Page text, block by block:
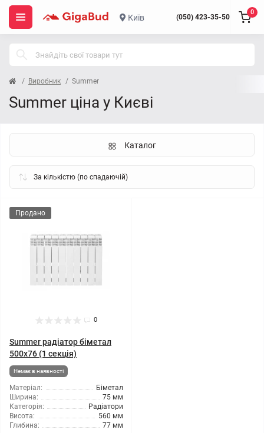
Київ (050) 423-35-50
0
Виробник Summer
Summer ціна у Києві
Каталог
Продано
0
Summer радіатор біметал
500x76 (1 секція)
Немає в наявності
Матеріал:
Біметал
Ширина:
75 мм
Категорія:
Радіатори
Висота:
560 мм
Глибина:
77 мм